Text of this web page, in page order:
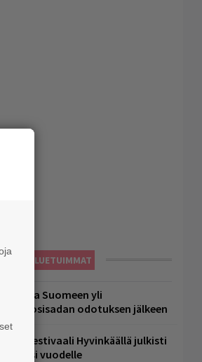
LUETUIMMAT
palaa Suomeen yli
odotuksen jälkeen
Hyvinkäällä julkisti
ensi vuodelle